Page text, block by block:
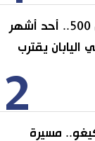
2
وداعًا لشينكانسن 500.. أحد أشهر
يقترب
مسيرة